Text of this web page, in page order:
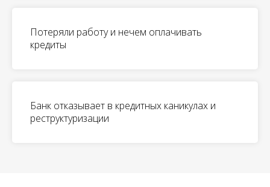
Потеряли работу и нечем оплачивать
кредиты
Банк отказывает в кредитных каникулах и
реструктуризации